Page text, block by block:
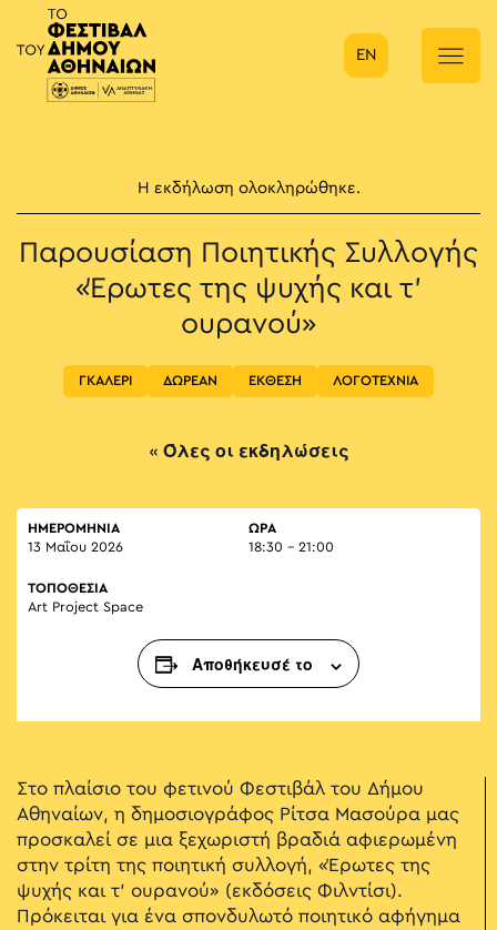
Κύρια πλοήγηση
EN
Η εκδήλωση ολοκληρώθηκε.
Παρουσίαση Ποιητικής Συλλογής
«Έρωτες της ψυχής και τ’
ουρανού»
ΓΚΑΛΕΡΙ ΔΩΡΕΑΝ ΕΚΘΕΣΗ ΛΟΓΟΤΕΧΝΙΑ
« Όλες οι εκδηλώσεις
ΗΜΕΡΟΜΗΝΙΑ
13 Μαΐου 2026
ΏΡΑ
18:30 - 21:00
ΤΟΠΟΘΕΣΙΑ
Art Project Space
Αποθήκευσέ το
Στο πλαίσιο του φετινού Φεστιβάλ του Δήμου
Αθηναίων, η δημοσιογράφος Ρίτσα Μασούρα μας
προσκαλεί σε μια ξεχωριστή βραδιά αφιερωμένη
στην τρίτη της ποιητική συλλογή, «Έρωτες της
ψυχής και τ’ ουρανού» (εκδόσεις Φιλντίσι).
Πρόκειται για ένα σπονδυλωτό ποιητικό αφήγημα